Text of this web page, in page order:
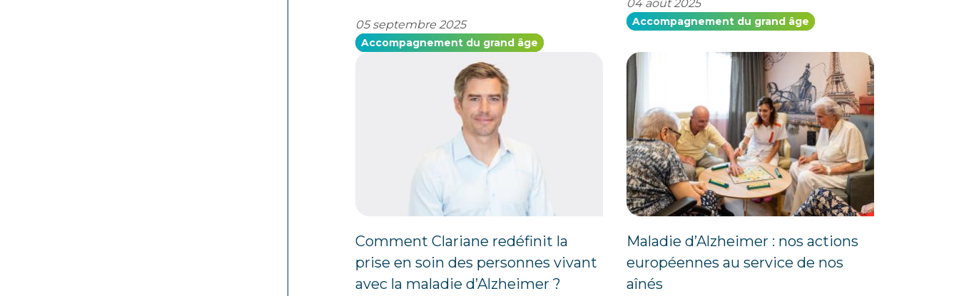
05 septembre 2025
Accompagnement du grand âge
04 août 2025
Accompagnement du grand âge
Comment Clariane redéfinit la
prise en soin des personnes vivant
avec la maladie d’Alzheimer ?
Maladie d’Alzheimer : nos actions
européennes au service de nos
aînés